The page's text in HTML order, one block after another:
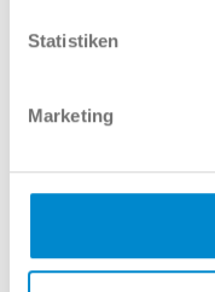
Statistiken
Marketing
E-Mail
Nachricht